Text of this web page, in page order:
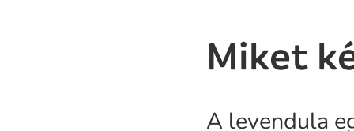
Miket
A levendula